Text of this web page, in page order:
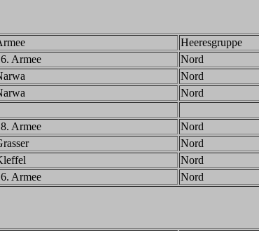
Heeresgruppe
Armee Nord
Nord
Nord
Armee Nord
Nord
Nord
Armee Nord